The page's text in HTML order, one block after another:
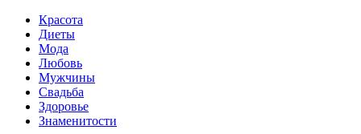
Красота
Диеты
Мода
Любовь
Мужчины
Свадьба
Здоровье
Знаменитости